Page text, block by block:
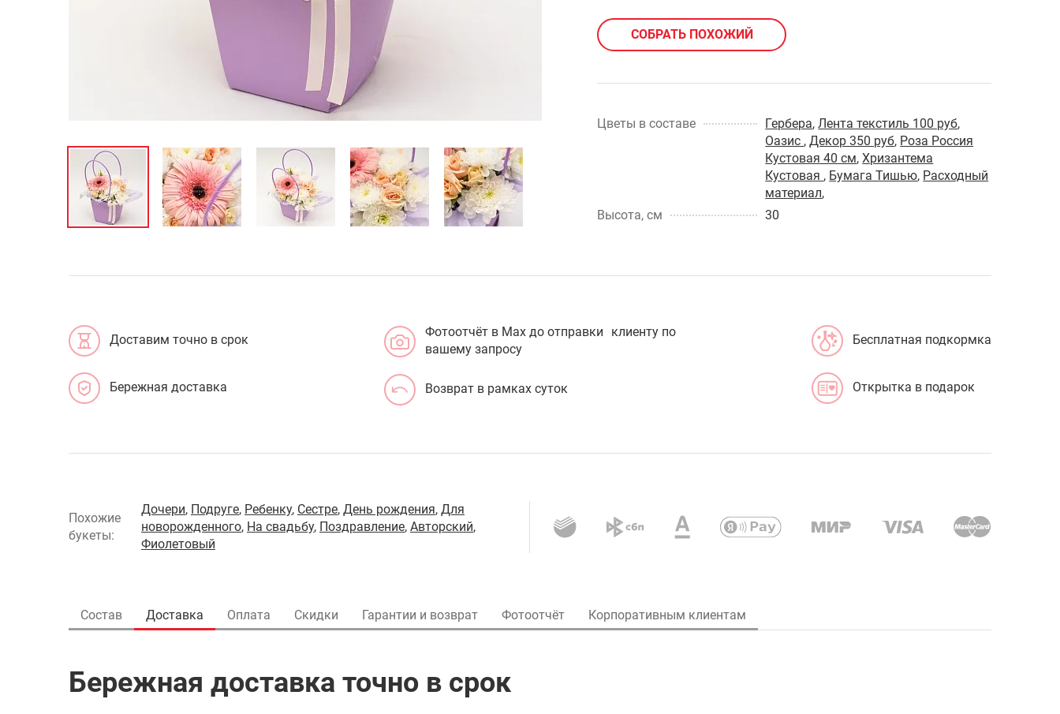
СОБРАТЬ ПОХОЖИЙ
Цветы в составе Гербера,Лента текстиль 100 руб,
Оазис ,Декор 350 руб, Роза Россия
Кустовая 40 см,Хризантема
Кустовая , Бумага Тишью, Расходный
материал,
Высота, см
30
Доставим точно в срок
Бережная доставка
Фотоотчёт в Max до отправки клиенту по
вашему запросу
Возврат в рамках суток
Бесплатная подкормка
Открытка в подарок
Похожие
букеты:
Дочери, Подруге, Ребенку, Сестре, День рождения, Для
новорожденного, На свадьбу, Поздравление, Авторский,
Фиолетовый
Состав Доставка Оплата Скидки Гарантии и возврат Фотоотчёт Корпоративным клиентам
Бережная доставка точно в срок